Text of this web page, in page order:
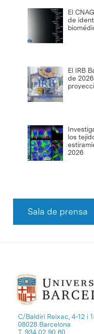
El
de
El IRB
de
los
2026
Sala de prensa
C/Baldiri Reixac, 4-12 i
08028 Barcelona
T. 934 02 90 60